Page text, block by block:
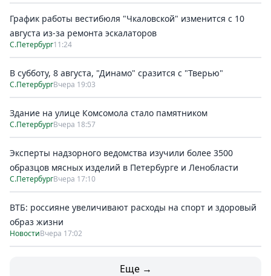
График работы вестибюля "Чкаловской" изменится с 10
августа из-за ремонта эскалаторов
С.Петербург11:24
В субботу, 8 августа, "Динамо" сразится с "Тверью"
С.ПетербургВчера 19:03
Здание на улице Комсомола стало памятником
С.ПетербургВчера 18:57
Эксперты надзорного ведомства изучили более 3500
образцов мясных изделий в Петербурге и Ленобласти
С.ПетербургВчера 17:10
ВТБ: россияне увеличивают расходы на спорт и здоровый
образ жизни
НовостиВчера 17:02
Еще →